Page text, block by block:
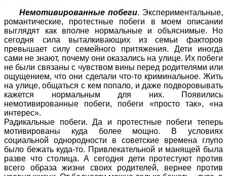
Немотивированные побеги. Экспериментальные,
романтические, протестные побеги в моем описании
выглядят как вполне нормальные и объяснимые. Но
сегодня сила выталкивающих из семьи факторов
превышает силу семейного притяжения. Дети иногда
сами не знают, почему они оказались на улице. Их побеги
не были связаны с чувством вины перед родителями или
ощущением, что они сделали что-то криминальное. Жить
на улице, общаться с кем попало, и даже подворовывать
кажется нормальным для них. Появились
немотивированные побеги, побеги «просто так», «на
интерес».
Радикальные побеги. Да и протестные побеги теперь
мотивированы куда более мощно. В условиях
социальной однородности в советские времена глупо
было бежать куда-то. Привлекательной и манящей была
разве что столица. А сегодня дети протестуют против
всего образа жизни своих родителей, вернее против